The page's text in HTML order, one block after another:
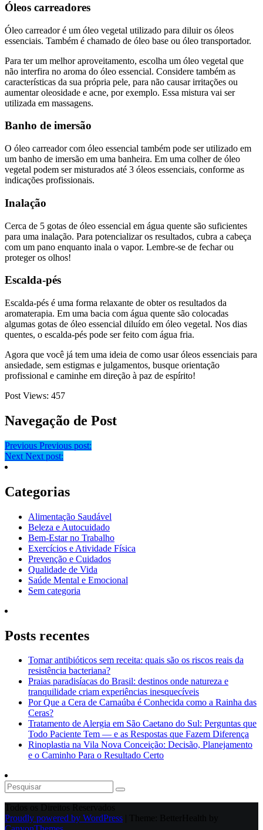
Óleos carreadores
Óleo carreador é um óleo vegetal utilizado para diluir os óleos
essenciais. Também é chamado de óleo base ou óleo transportador.
Para ter um melhor aproveitamento, escolha um óleo vegetal que
não interfira no aroma do óleo essencial. Considere também as
características da sua própria pele, para não causar irritações ou
aumentar oleosidade e acne, por exemplo. Essa mistura vai ser
utilizada em massagens.
Banho de imersão
O óleo carreador com óleo essencial também pode ser utilizado em
um banho de imersão em uma banheira. Em uma colher de óleo
vegetal podem ser misturados até 3 óleos essenciais, conforme as
indicações profissionais.
Inalação
Cerca de 5 gotas de óleo essencial em água quente são suficientes
para uma inalação. Para potencializar os resultados, cubra a cabeça
com um pano enquanto inala o vapor. Lembre-se de fechar ou
proteger os olhos!
Escalda-pés
Escalda-pés é uma forma relaxante de obter os resultados da
aromaterapia. Em uma bacia com água quente são colocadas
algumas gotas de óleo essencial diluído em óleo vegetal. Nos dias
quentes, o escalda-pés pode ser feito com água fria.
Agora que você já tem uma ideia de como usar óleos essenciais para
ansiedade, sem estigmas e julgamentos, busque orientação
profissional e caminhe em direção à paz de espírito!
Post Views: 457
Navegação de Post
Previous Previous post:
Next Next post:
Categorias
Alimentação Saudável
Beleza e Autocuidado
Bem-Estar no Trabalho
Exercícios e Atividade Física
Prevenção e Cuidados
Qualidade de Vida
Saúde Mental e Emocional
Sem categoria
Posts recentes
Tomar antibióticos sem receita: quais são os riscos reais da
resistência bacteriana?
Praias paradisíacas do Brasil: destinos onde natureza e
tranquilidade criam experiências inesquecíveis
Por Que a Cera de Carnaúba é Conhecida como a Rainha das
Ceras?
Tratamento de Alergia em São Caetano do Sul: Perguntas que
Todo Paciente Tem — e as Respostas que Fazem Diferença
Rinoplastia na Vila Nova Conceição: Decisão, Planejamento
e o Caminho Para o Resultado Certo
Proudly powered by WordPress